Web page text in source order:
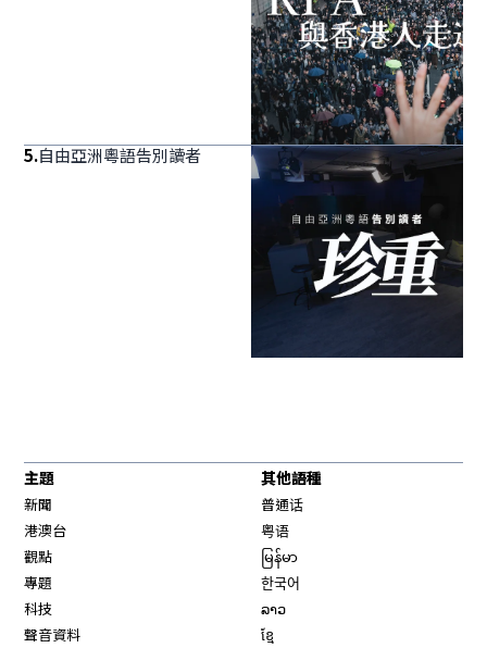
5.自由亞洲粵語告別讀者
主題
新聞
港澳台
觀點
專題
科技
聲音資料
其他語種
普通话
粤语
မြန်မာ
한국어
ລາວ
ខ្មែ